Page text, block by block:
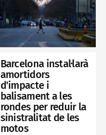
Barcelona instal·larà
amortidors
d'impacte i
balisament a les
rondes per reduir la
sinistralitat de les
motos